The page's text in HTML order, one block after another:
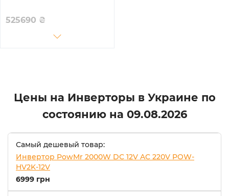
Трехфазный
525690 ₴
Цены на Инверторы в Украине по
состоянию на 09.08.2026
Самый дешевый товар:
Инвертор PowMr 2000W DC 12V AC 220V POW-
HV2K-12V
6999 грн